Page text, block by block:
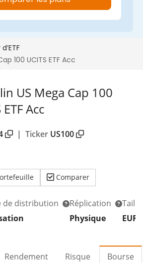
US Mega Cap 100
ETF Acc
| Ticker US100
Comparer
de distribution
Réplication
Physique
EUR
Rendement Risque Bourse